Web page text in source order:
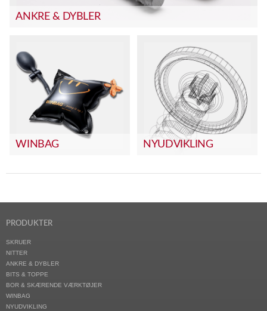
ANKRE & DYBLER
WINBAG NYUDVIKLING
PRODUKTER
SKRUER
NITTER
ANKRE & DYBLER
BITS & TOPPE
BOR & SKÆRENDE VÆRKTØJER
WINBAG
NYUDVIKLING